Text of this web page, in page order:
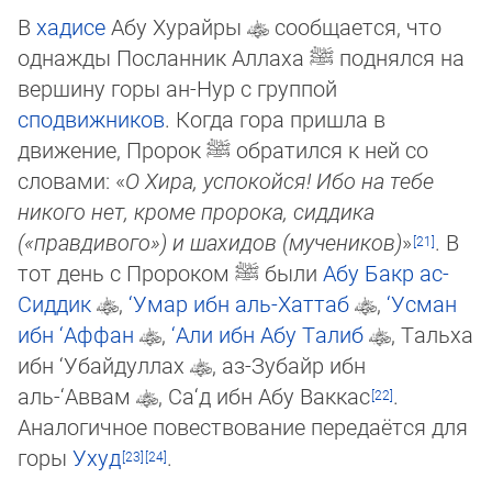
В хадисеАбу Хурайры
сообщается, что
однажды Посланник Аллаха ﷺ поднялся на
вершину горы ан-Нур с группой
сподвижников. Когда гора пришла в
движение, Пророкﷺ обратился к ней со
словами: «О Хира, успокойся! Ибо на тебе
никого нет, кроме пророка, сиддика
(«правдивого») и ша­хи­дов (муче­ников)»
. В
тот день с Про­ро­ком ﷺ были Абу Бакр ас-
Сиддик
, ‘Умар ибн аль-Хаттаб , ‘Усман
ибн ‘Аффан
, ‘Али ибн Абу Талиб
, Тальха
ибн ‘Убайдуллах
, аз-Зубайр ибн
аль-‘Аввам
, Са‘д ибн Абу Ваккас
.
Аналогичное по­вест­во­ва­ние передаётся для
горы Ухуд
.